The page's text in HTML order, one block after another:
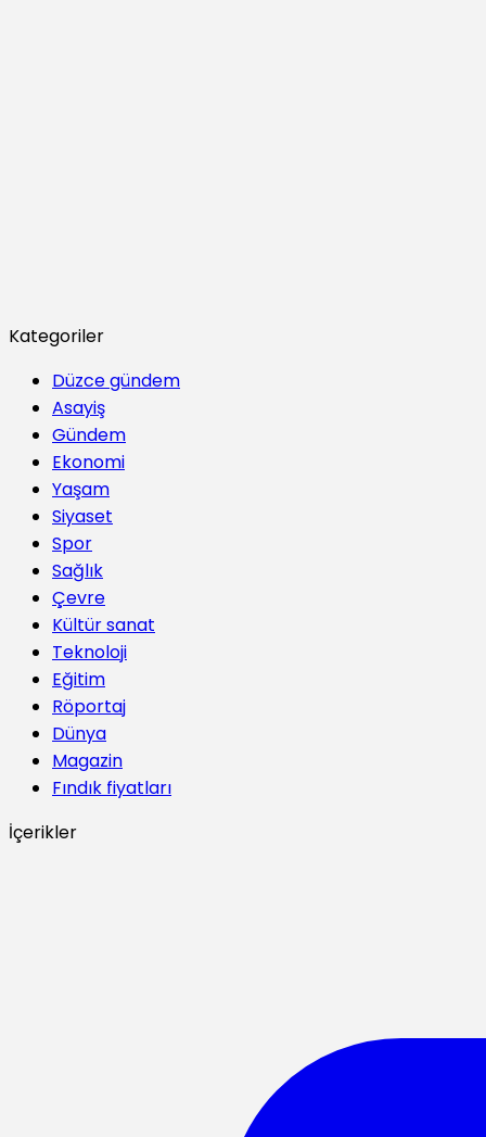
Kategoriler
Düzce gündem
Asayiş
Gündem
Ekonomi
Yaşam
Siyaset
Spor
Sağlık
Çevre
Kültür sanat
Teknoloji
Eğitim
Röportaj
Dünya
Magazin
Fındık fiyatları
İçerikler